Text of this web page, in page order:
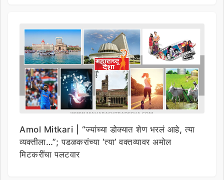
Amol Mitkari | “ज्यांच्या डोक्यात शेण भरलं आहे, त्या
व्यक्तीला…”; पडळकरांच्या ‘त्या’ वक्तव्यावर अमोल
मिटकरींचा पलटवार